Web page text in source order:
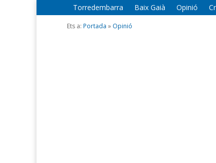
Torredembarra Baix Gaià Opinió
Ets a: Portada » Opinió